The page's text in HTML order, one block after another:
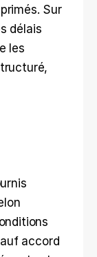
Sur
délais
les
accord